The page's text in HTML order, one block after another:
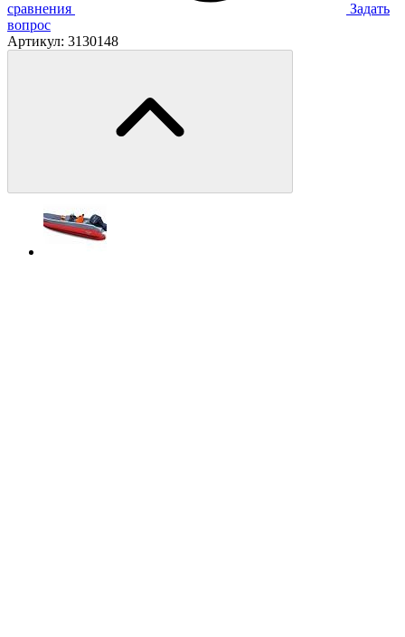
сравнения
Задать
вопрос
Артикул: 3130148